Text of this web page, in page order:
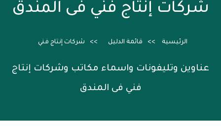
شركات إنتاج فني فى المندق
الرئيسية قائمة الدليل شركات إنتاج فني
عناوين وتليفونات واسماء مكاتب وشركات إنتاج
فني فى المندق